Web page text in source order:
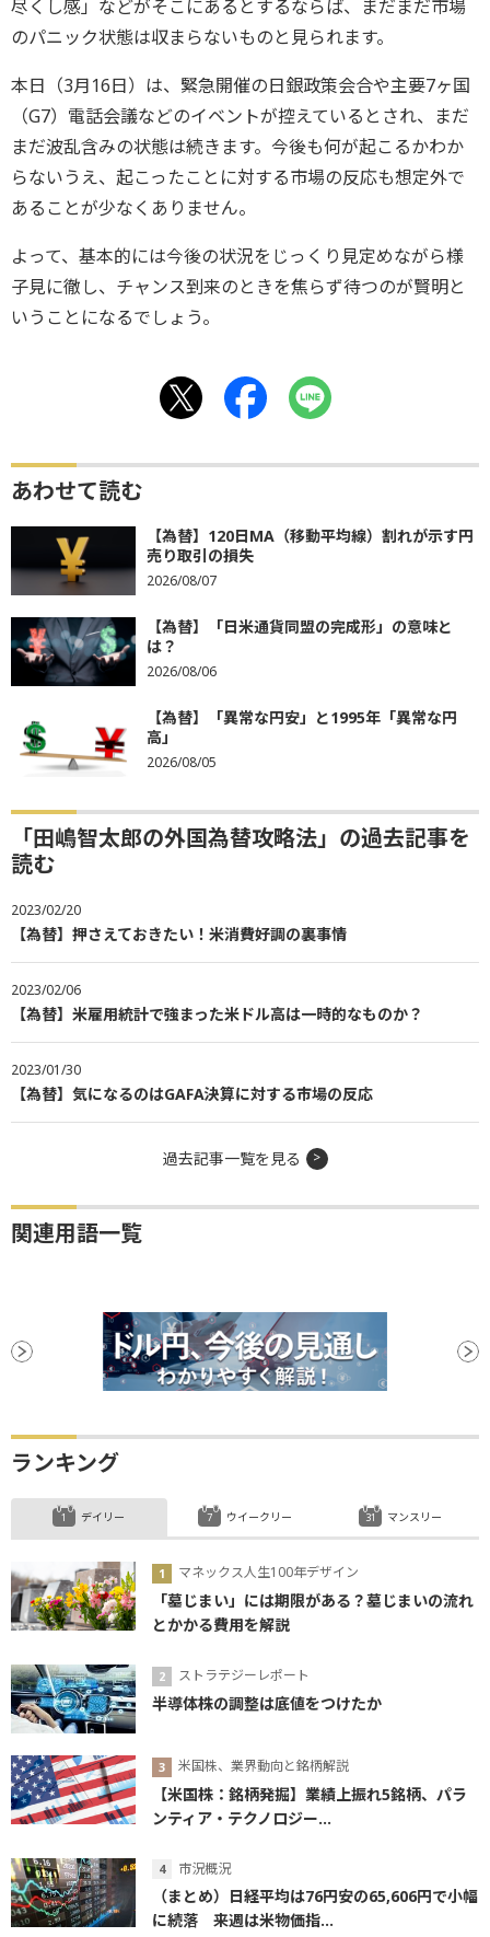
尽くし感」などがそこにあるとするならば、まだまだ市場
のパニック状態は収まらないものと見られます。
本日（3月16日）は、緊急開催の日銀政策会合や主要7ヶ国
（G7）電話会議などのイベントが控えているとされ、まだ
まだ波乱含みの状態は続きます。今後も何が起こるかわか
らないうえ、起こったことに対する市場の反応も想定外で
あることが少なくありません。
よって、基本的には今後の状況をじっくり見定めながら様
子見に徹し、チャンス到来のときを焦らず待つのが賢明と
いうことになるでしょう。
あわせて読む
【為替】120日MA（移動平均線）割れが示す円
売り取引の損失
2026/08/07
【為替】「日米通貨同盟の完成形」の意味と
は？
2026/08/06
【為替】「異常な円安」と1995年「異常な円
高」
2026/08/05
「田嶋智太郎の外国為替攻略法」の過去記事を
読む
2023/02/20
【為替】押さえておきたい！米消費好調の裏事情
2023/02/06
【為替】米雇用統計で強まった米ドル高は一時的なものか？
2023/01/30
【為替】気になるのはGAFA決算に対する市場の反応
過去記事一覧を見る
関連用語一覧
ランキング
デイリー
マネックス人生100年デザイン
「墓じまい」には期限がある？墓じまいの流れ
とかかる費用を解説
ストラテジーレポート
半導体株の調整は底値をつけたか
米国株、業界動向と銘柄解説
【米国株：銘柄発掘】業績上振れ5銘柄、パラ
ンティア・テクノロジー...
市況概況
（まとめ）日経平均は76円安の65,606円で小幅
に続落 来週は米物価指...
ウイークリー マンスリー